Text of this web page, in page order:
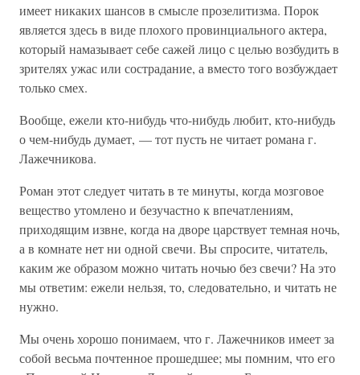
имеет никаких шансов в смысле прозелитизма. Порок
является здесь в виде плохого провинциального актера,
который намазывает себе сажей лицо с целью возбудить в
зрителях ужас или сострадание, а вместо того возбуждает
только смех.
Вообще, ежели кто-нибудь что-нибудь любит, кто-нибудь
о чем-нибудь думает, — тот пусть не читает романа г.
Лажечникова.
Роман этот следует читать в те минуты, когда мозговое
вещество утомлено и безучастно к впечатлениям,
приходящим извне, когда на дворе царствует темная ночь,
а в комнате нет ни одной свечи. Вы спросите, читатель,
каким же образом можно читать ночью без свечи? На это
мы ответим: ежели нельзя, то, следовательно, и читать не
нужно.
Мы очень хорошо понимаем, что г. Лажечников имеет за
собой весьма почтенное прошедшее; мы помним, что его